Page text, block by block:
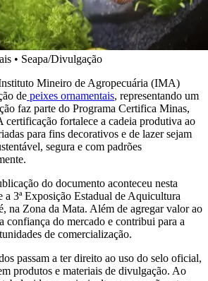
• Seapa/Divulgação
Mineiro de Agropecuária (IMA)
de peixes ornamentais, representando um
faz parte do Programa Certifica Minas,
certificação fortalece a cadeia produtiva ao
para fins decorativos e de lazer sejam
segura e com padrões
do documento aconteceu nesta
3ª Exposição Estadual de Aquicultura
na Zona da Mata. Além de agregar valor ao
confiança do mercado e contribui para a
de comercialização.
passam a ter direito ao uso do selo oficial,
produtos e materiais de divulgação. Ao